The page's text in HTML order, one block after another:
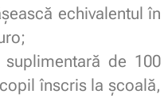
echivalentul în
de 100
înscris la școală,